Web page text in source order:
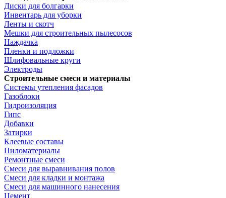
Диски для болгарки
Инвентарь для уборки
Ленты и скотч
Мешки для строительных пылесосов
Наждачка
Пленки и подложки
Шлифовальные круги
Электроды
Строительные смеси и материалы
Системы утепления фасадов
Газоблоки
Гидроизоляция
Гипс
Добавки
Затирки
Клеевые составы
Пиломатериалы
Ремонтные смеси
Смеси для выравнивания полов
Смеси для кладки и монтажа
Смеси для машинного нанесения
Цемент